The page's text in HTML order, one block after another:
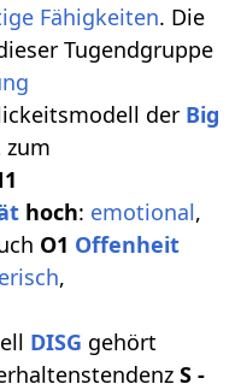
Fähigkeiten. Die
Tugendgruppe
der Big
hoch: emotional,
O1 Offenheit
,
DISG gehört
S -